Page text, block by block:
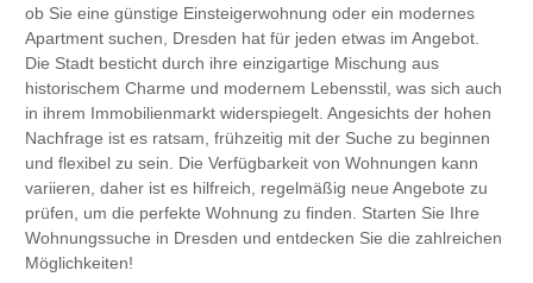
ob Sie eine günstige Einsteigerwohnung oder ein modernes
Apartment suchen, Dresden hat für jeden etwas im Angebot.
Die Stadt besticht durch ihre einzigartige Mischung aus
historischem Charme und modernem Lebensstil, was sich auch
in ihrem Immobilienmarkt widerspiegelt. Angesichts der hohen
Nachfrage ist es ratsam, frühzeitig mit der Suche zu beginnen
und flexibel zu sein. Die Verfügbarkeit von Wohnungen kann
variieren, daher ist es hilfreich, regelmäßig neue Angebote zu
prüfen, um die perfekte Wohnung zu finden. Starten Sie Ihre
Wohnungssuche in Dresden und entdecken Sie die zahlreichen
Möglichkeiten!